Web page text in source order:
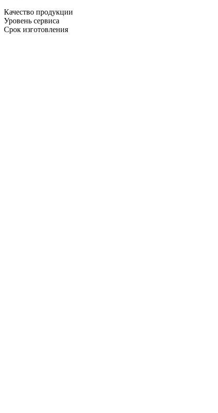
Качество продукции
Уровень сервиса
Срок изготовления